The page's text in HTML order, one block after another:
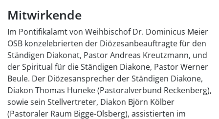
Mitwirkende
Im Pontifikalamt von Weihbischof Dr. Dominicus Meier
OSB konzelebrierten der Diözesanbeauftragte für den
Ständigen Diakonat, Pastor Andreas Kreutzmann, und
der Spiritual für die Ständigen Diakone, Pastor Werner
Beule. Der Diözesansprecher der Ständigen Diakone,
Diakon Thomas Huneke (Pastoralverbund Reckenberg),
sowie sein Stellvertreter, Diakon Björn Kölber
(Pastoraler Raum Bigge-Olsberg), assistierten im